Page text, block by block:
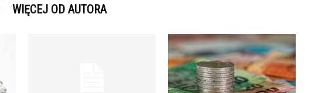
WIĘCEJ OD AUTORA